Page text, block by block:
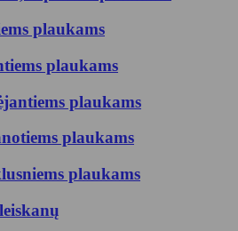
plaukams
plaukams
plaukams
plaukams
plaukams